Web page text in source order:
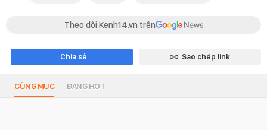
Theo dõi Kenh14.vn trên
Chia sẻ Sao chép link
CÙNG MỤC ĐANG HOT